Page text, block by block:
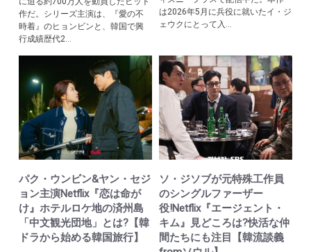
作だ。シリーズ主演は、『愛の不
時着』のヒョンビンと、韓国で興
行成績歴代2...
は2026年5月に兵役に就いたイ・ジ
ェウクにとって入...
パク・ウンビン&ヤン・セジ
ョン主演Netflix『恋は命が
け』ホテルロケ地の済州島
「中文観光団地」とは?【韓
ドラから始める韓国旅行】
ソ・ジソブが元特殊工作員
のシングルファーザー
役!Netflix『エージェント・
キム』見どころは?快活な仲
間たちにも注目【韓流談義